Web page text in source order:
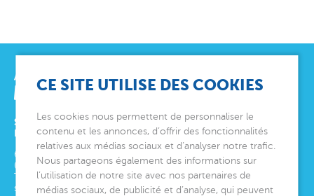
SIÈGE SOCIAL
ET DIRECTION GÉNÉRALE
6 avenue Édith Cavell
06000 Nice
Tél.
04 92 00 24 50
siege@montjoye.org
CE SITE UTILISE DES COOKIES
Les cookies nous permettent de personnaliser le
contenu et les annonces, d’offrir des fonctionnalités
relatives aux médias sociaux et d’analyser notre trafic.
Nous partageons également des informations sur
l’utilisation de notre site avec nos partenaires de
médias sociaux, de publicité et d’analyse, qui peuvent